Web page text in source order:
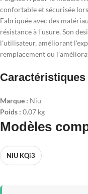
confortable et sécurisée
Fabriquée avec des
résistance à l'usure. Son
l'utilisateur, améliorant
remplacement ou
Caractéristiques
Marque : Niu
Poids : 0.07 kg
Modèles
NIU KQi3